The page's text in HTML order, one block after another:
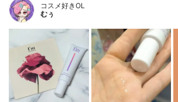
コスメ好きOL
むぅ